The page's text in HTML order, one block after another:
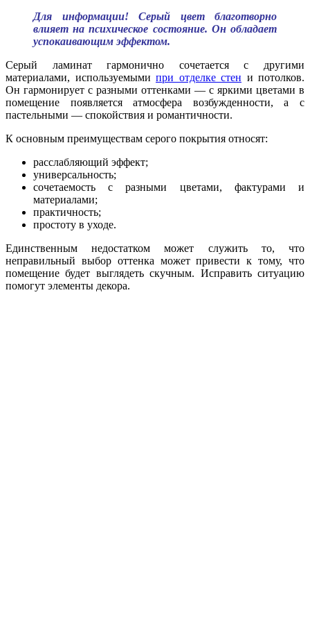
Для информации! Серый цвет благотворно
влияет на психическое состояние. Он обладает
успокаивающим эффектом.
Серый ламинат гармонично сочетается с другими
материалами, используемыми при отделке стен и потолков.
Он гармонирует с разными оттенками — с яркими цветами в
помещение появляется атмосфера возбужденности, а с
пастельными — спокойствия и романтичности.
К основным преимуществам серого покрытия относят:
расслабляющий эффект;
универсальность;
сочетаемость с разными цветами, фактурами и
материалами;
практичность;
простоту в уходе.
Единственным недостатком может служить то, что
неправильный выбор оттенка может привести к тому, что
помещение будет выглядеть скучным. Исправить ситуацию
помогут элементы декора.